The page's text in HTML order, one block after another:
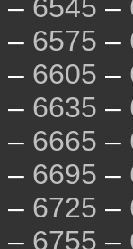
– 6545 –
– 6575 –
– 6605 –
– 6635 –
– 6665 –
– 6695 –
– 6725 –
– 6755 –